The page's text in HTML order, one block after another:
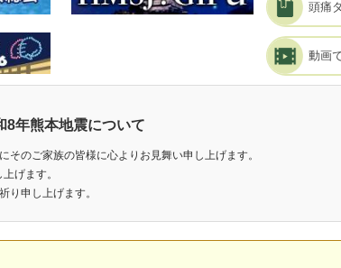
頭痛
動画
8年熊本地震について
のご家族の皆様に心よりお見舞い申し上げます。
げます。
り申し上げます。